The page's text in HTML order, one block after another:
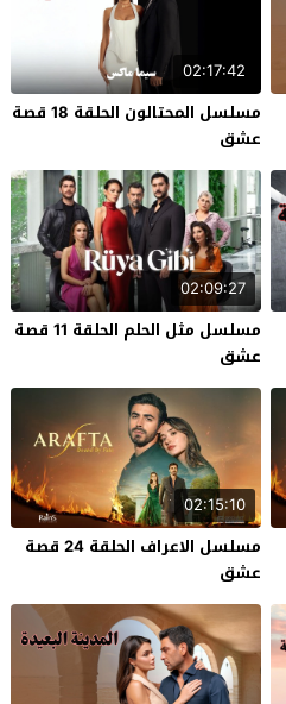
02:17:42
مسلسل المحتالون الحلقة 18 قصة
عشق
02:09:27
مسلسل مثل الحلم الحلقة 11 قصة
عشق
02:15:10
مسلسل الاعراف الحلقة 24 قصة
عشق